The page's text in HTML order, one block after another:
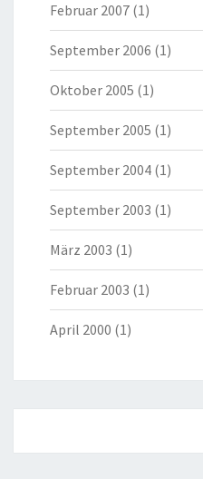
Februar 2007 (1)
September 2006 (1)
Oktober 2005 (1)
September 2005 (1)
September 2004 (1)
September 2003 (1)
März 2003 (1)
Februar 2003 (1)
April 2000 (1)